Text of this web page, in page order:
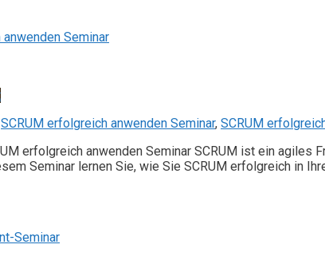
SCRUM erfolgreich anwenden Seminar, SCRUM
erfolgreich anwenden Seminar SCRUM ist ein
Seminar lernen Sie, wie Sie SCRUM erfolgreich in